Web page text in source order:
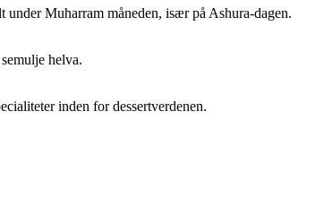
Muharram måneden, især på Ashura-dagen.
helva.
inden for dessertverdenen.